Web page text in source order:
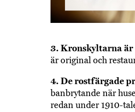
3. Kronskyltarna är
är original och
4. De rostfärgade
banbrytande när
redan under 1910-